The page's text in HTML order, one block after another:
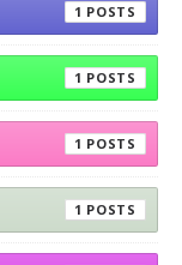
1
1
1
1